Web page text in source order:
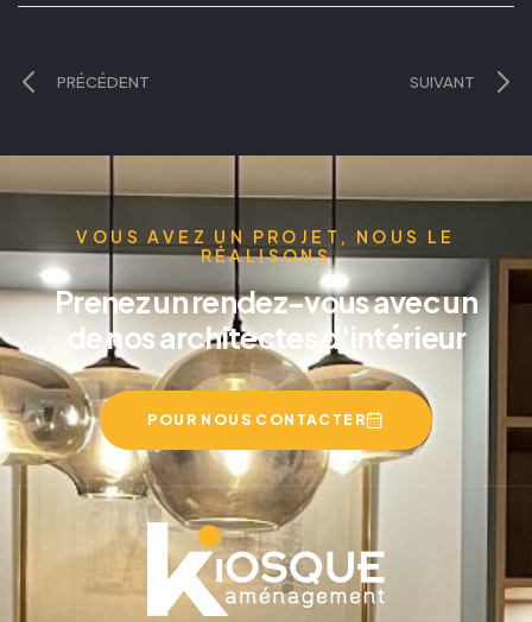
PRÉCÉDENT SUIVANT
VOUS AVEZ UN PROJET, NOUS LE
RÉALISONS
Prenez un rendez-vous avec un
de nos architectes d'intérieur
POUR NOUS CONTACTER